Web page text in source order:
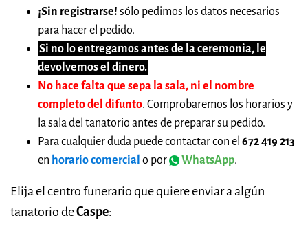
¡Sin registrarse! sólo pedimos los datos necesarios
para hacer el pedido.
Si no lo entregamos antes de la ceremonia, le
devolvemos el dinero.
No hace falta que sepa la sala, ni el nombre
completo del difunto. Comprobaremos los horarios y
la sala del tanatorio antes de preparar su pedido.
Para cualquier duda puede contactar con el 672 419 213
en horario comercial o por WhatsApp.
Elija el centro funerario que quiere enviar a algún
tanatorio deCaspe: